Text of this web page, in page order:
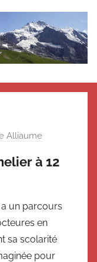
Alliaume
à 12
a un parcours
en
sa scolarité
pour